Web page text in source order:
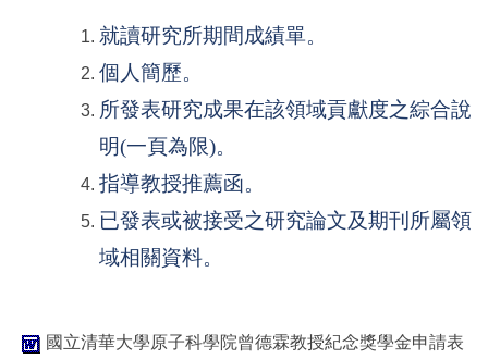
就讀研究所期間成績單。
個人簡歷。
所發表研究成果在該領域貢獻度之綜合說
明(一頁為限)。
指導教授推薦函。
已發表或被接受之研究論文及期刊所屬領
域相關資料。
國立清華大學原子科學院曾德霖教授紀念獎學金申請表